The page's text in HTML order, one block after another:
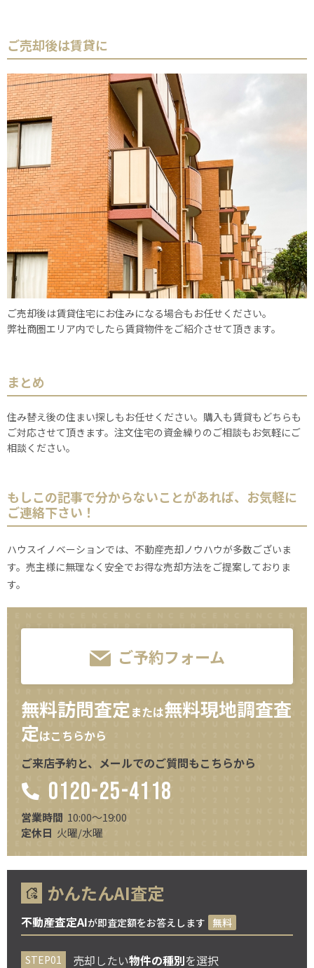
ご売却後は賃貸に
ご売却後は賃貸住宅にお住みになる場合もお任せください。
弊社商圏エリア内でしたら賃貸物件をご紹介させて頂きます。
まとめ
住み替え後の住まい探しもお任せください。購入も賃貸もどちらも
ご対応させて頂きます。注文住宅の資金繰りのご相談もお気軽にご
相談ください。
もしこの記事で分からないことがあれば、お気軽に
ご連絡下さい！
ハウスイノベーションでは、不動産売却ノウハウが多数ございま
す。売主様に無理なく安全でお得な売却方法をご提案しておりま
す。
ご予約フォーム
無料訪問査定または無料現地調査査
定はこちらから
ご来店予約と、メールでのご質問もこちらから
0120-25-4118
営業時間 10:00～19:00
定休日 火曜/水曜
かんたんAI査定
不動産査定AIが即査定額をお答えします 無料
売却したい物件の種別を選択